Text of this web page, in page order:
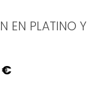
EN PLATINO Y
€Current